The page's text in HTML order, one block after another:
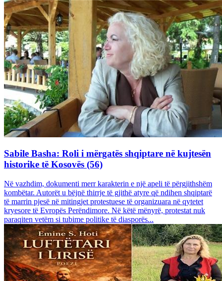
Sabile Basha: Roli i mërgatës shqiptare në kujtesën
historike të Kosovës (56)
Në vazhdim, dokumenti merr karakterin e një apeli të përgjithshëm
kombëtar. Autorët u bëjnë thirrje të gjithë atyre që ndihen shqiptarë
të marrin pjesë në mitingjet protestuese të organizuara në qytetet
kryesore të Evropës Perëndimore. Në këtë mënyrë, protestat nuk
paraqiten vetëm si tubime politike të diasporës...